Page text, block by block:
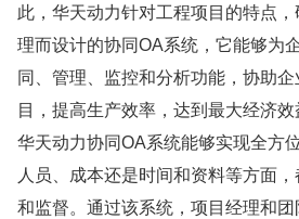
此，华天动力针对工程项目的特点
理而设计的协同OA系统，它能够为
同、管理、监控和分析功能，协助
目，提高生产效率，达到最大经济效
华天动力协同OA系统能够实现全方
人员、成本还是时间和资料等方面
和监督。通过该系统，项目经理和